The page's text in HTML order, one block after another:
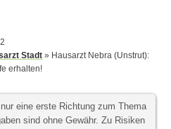
Stadt » Hausarzt Nebra (Unstrut):
erhalten!
eine erste Richtung zum Thema
sind ohne Gewähr. Zu Risiken